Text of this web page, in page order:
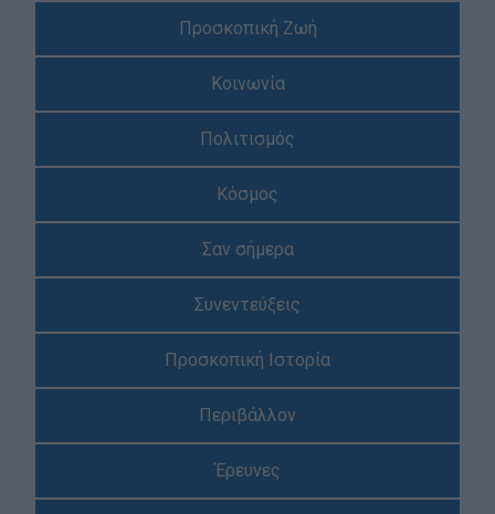
Ευκαιρίες Καριέρας
Δελτία Τύπου
Προσκοπική Ζωή
Κοινωνία
Πολιτισμός
Κόσμος
Σαν σήμερα
Συνεντεύξεις
Προσκοπική Ιστορία
Περιβάλλον
Έρευνες